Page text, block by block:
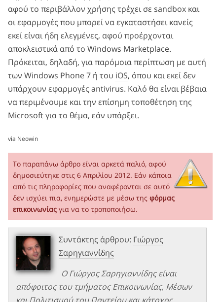
αφού το περιβάλλον χρήσης τρέχει σε sandbox και
οι εφαρμογές που μπορεί να εγκαταστήσει κανείς
εκεί είναι ήδη ελεγμένες, αφού προέρχονται
αποκλειστικά από το Windows Marketplace.
Πρόκειται, δηλαδή, για παρόμοια περίπτωση με αυτή
των Windows Phone 7 ή του iOS, όπου και εκεί δεν
υπάρχουν εφαρμογές antivirus. Καλό θα είναι βέβαια
να περιμένουμε και την επίσημη τοποθέτηση της
Microsoft για το θέμα, εάν υπάρξει.
via Neowin
Το παραπάνω άρθρο είναι αρκετά παλιό, αφού
δημοσιεύτηκε στις 6 Απριλίου 2012. Εάν κάποια
από τις πληροφορίες που αναφέρονται σε αυτό
δεν ισχύει πια, ενημερώστε με μέσω της φόρμας
επικοινωνίας για να το τροποποιήσω.
Συντάκτης άρθρου: Γιώργος
Σαρηγιαννίδης
Ο Γιώργος Σαρηγιαννίδης είναι
απόφοιτος του τμήματος Επικοινωνίας, Μέσων